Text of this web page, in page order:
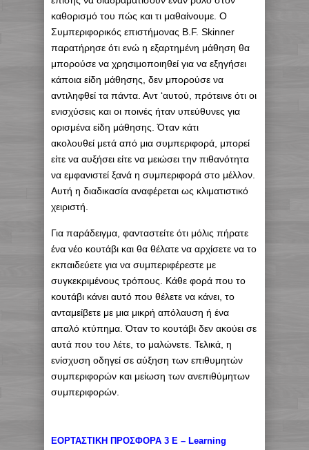
καθορισμό του πώς και τι μαθαίνουμε. Ο
Συμπεριφορικός επιστήμονας B.F. Skinner
παρατήρησε ότι ενώ η εξαρτημένη μάθηση θα
μπορούσε να χρησιμοποιηθεί για να εξηγήσει
κάποια είδη μάθησης, δεν μπορούσε να
αντιληφθεί τα πάντα. Αντ ‘αυτού, πρότεινε ότι οι
ενισχύσεις και οι ποινές ήταν υπεύθυνες για
ορισμένα είδη μάθησης. Όταν κάτι
ακολουθεί μετά από μια συμπεριφορά, μπορεί
είτε να αυξήσει είτε να μειώσει την πιθανότητα
να εμφανιστεί ξανά η συμπεριφορά στο μέλλον.
Αυτή η διαδικασία αναφέρεται ως κλιματιστικό
χειριστή.
Για παράδειγμα, φανταστείτε ότι μόλις πήρατε
ένα νέο κουτάβι και θα θέλατε να αρχίσετε να το
εκπαιδεύετε για να συμπεριφέρεστε με
συγκεκριμένους τρόπους. Κάθε φορά που το
κουτάβι κάνει αυτό που θέλετε να κάνει, το
ανταμείβετε με μια μικρή απόλαυση ή ένα
απαλό κτύπημα. Όταν το κουτάβι δεν ακούει σε
αυτά που του λέτε, το μαλώνετε. Τελικά, η
ενίσχυση οδηγεί σε αύξηση των επιθυμητών
συμπεριφορών και μείωση των ανεπιθύμητων
συμπεριφορών.
ΕΟΡΤΑΣΤΙΚΗ ΠΡΟΣΦΟΡΑ 3 E – Learning